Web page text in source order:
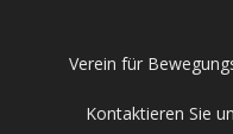
Verein für
Kontaktieren Sie